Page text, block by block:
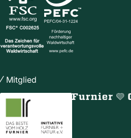
Mitglied